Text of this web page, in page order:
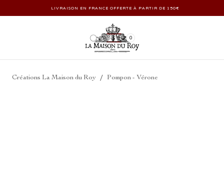
LIVRAISON EN FRANCE OFFERTE À PARTIR DE 150€
0
Créations La Maison du Roy / Pompon - Vérone